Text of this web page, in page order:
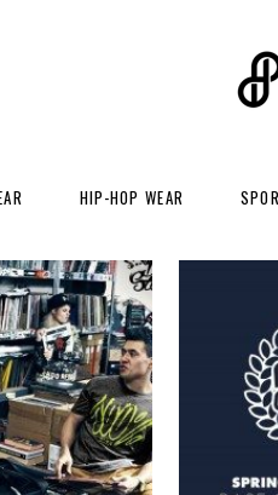
HIP-HOP WEAR